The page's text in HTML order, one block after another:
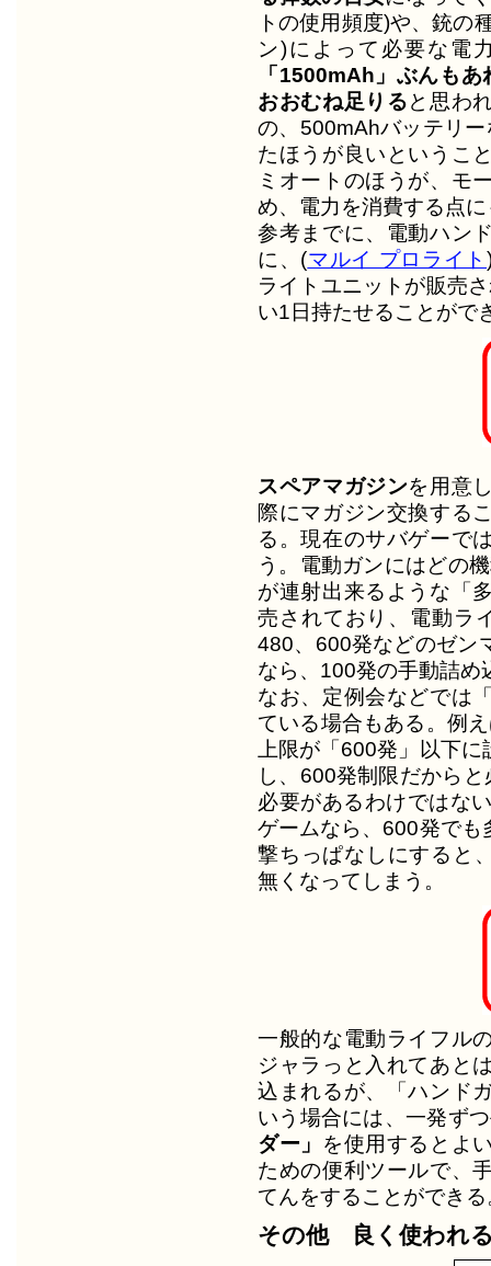
トの使用頻度)や、銃の
ン)によって必要な電
「1500mAh」ぶんも
おおむね足りると思わ
の、500mAhバッテリ
たほうが良いというこ
ミオートのほうが、モ
め、電力を消費する点
参考までに、電動ハン
に、(マルイ プロライト
ライトユニットが販売
い1日持たせることがで
スペアマガジンを用意
際にマガジン交換する
る。現在のサバゲーで
う。電動ガンにはどの
が連射出来るような「
売されており、電動ラ
480、600発などのゼン
なら、100発の手動詰め
なお、定例会などでは
ている場合もある。例
上限が「600発」以下
し、600発制限だから
必要があるわけではな
ゲームなら、600発でも
撃ちっぱなしにすると
無くなってしまう。
一般的な電動ライフル
ジャラっと入れてあと
込まれるが、「ハンド
いう場合には、一発ず
ダー」 を使用するとよ
ための便利ツールで、
てんをすることができる
その他 良く使われ